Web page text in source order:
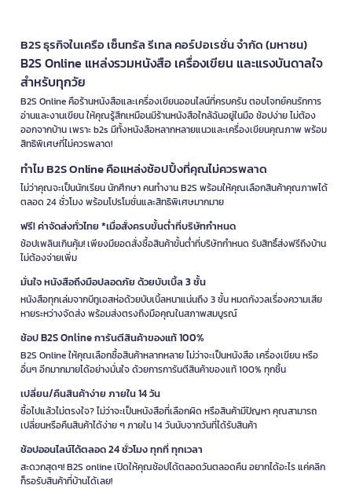
B2S ธุรกิจในเครือ เซ็นทรัล รีเทล คอร์ปอเรชั่น จำกัด (มหาชน)
B2S Online แหล่งรวมหนังสือ เครื่องเขียน และแรงบันดาลใจ
สำหรับทุกวัย
B2S Online คือร้านหนังสือและเครื่องเขียนออนไลน์ที่ครบครัน ตอบโจทย์คนรักการ
อ่านและงานเขียน ให้คุณรู้สึกเหมือนมีร้านหนังสือใกล้ฉันอยู่ในมือ ช้อปง่าย ไม่ต้อง
ออกจากบ้าน เพราะ b2s มีทั้งหนังสือหลากหลายแนวและเครื่องเขียนคุณภาพ พร้อม
สิทธิพิเศษที่ไม่ควรพลาด!
ทำไม B2S Online คือแหล่งช้อปปิ้งที่คุณไม่ควรพลาด
ไม่ว่าคุณจะเป็นนักเรียน นักศึกษา คนทำงาน B2S พร้อมให้คุณเลือกสินค้าคุณภาพได้
ตลอด 24 ชั่วโมง พร้อมโปรโมชั่นและสิทธิพิเศษมากมาย
ฟรี! ค่าจัดส่งทั่วไทย *เมื่อสั่งครบขั้นต่ำที่บริษัทกำหนด
ช้อปเพลินเกินคุ้ม! เพียงมียอดสั่งซื้อสินค้าขั้นต่ำที่บริษัทกำหนด รับสิทธิ์ส่งฟรีถึงบ้าน
ไม่ต้องจ่ายเพิ่ม
มั่นใจ หนังสือถึงมือปลอดภัย ด้วยบับเบิ้ล 3 ชั้น
หนังสือทุกเล่มจากบีทูเอสห่อด้วยบับเบิ้ลหนาแน่นถึง 3 ชั้น หมดกังวลเรื่องความเสีย
หายระหว่างจัดส่ง พร้อมส่งตรงถึงมือคุณในสภาพสมบูรณ์
ช้อป B2S Online การันตีสินค้าของแท้ 100%
B2S Online ให้คุณเลือกซื้อสินค้าหลากหลาย ไม่ว่าจะเป็นหนังสือ เครื่องเขียน หรือ
อื่นๆ อีกมากมายได้อย่างมั่นใจ ด้วยการการันตีสินค้าของแท้ 100% ทุกชิ้น
เปลี่ยน/คืนสินค้าง่าย ภายใน 14 วัน
ซื้อไปแล้วไม่ตรงใจ? ไม่ว่าจะเป็นหนังสือที่เลือกผิด หรือสินค้ามีปัญหา คุณสามารถ
เปลี่ยนหรือคืนสินค้าได้ง่าย ๆ ภายใน 14 วันนับจากวันที่ได้รับสินค้า
ช้อปออนไลน์ได้ตลอด 24 ชั่วโมง ทุกที่ ทุกเวลา
สะดวกสุดๆ! B2S online เปิดให้คุณช้อปได้ตลอดวันตลอดคืน อยากได้อะไร แค่คลิก
ก็รอรับสินค้าที่บ้านได้เลย!